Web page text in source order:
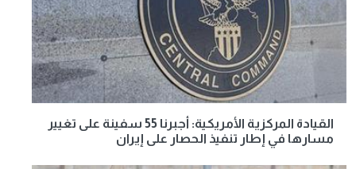
القيادة المركزية الأمريكية: أجبرنا 55 سفينة على تغيير
مسارها في إطار تنفيذ الحصار على إيران